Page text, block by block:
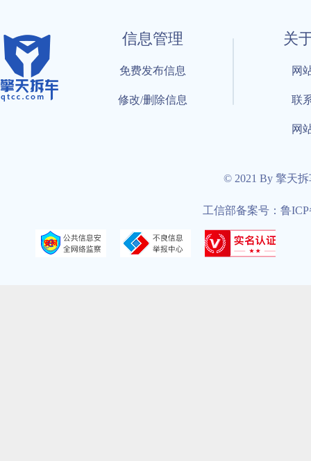
信息管理
免费发布信息
修改/删除信息
关
网
联
网
© 2021 By 擎天
工信部备案号：鲁